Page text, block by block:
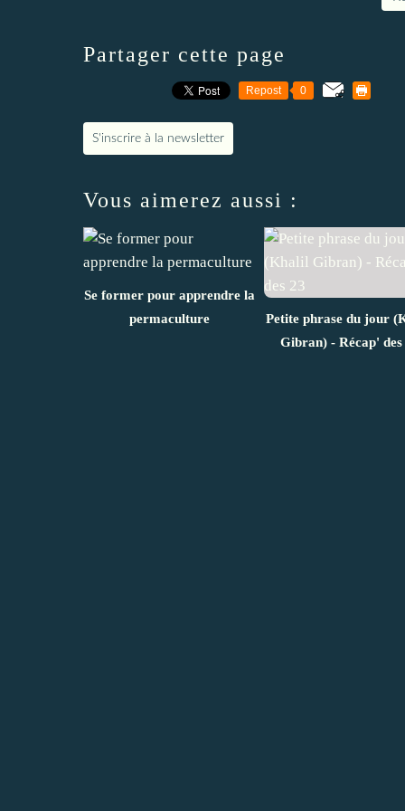
Partager cette page
Repost 0
S'inscrire à la newsletter
Vous aimerez aussi :
Se former pour apprendre la
permaculture
Petite phrase du jour
Gibran) - Récap' des